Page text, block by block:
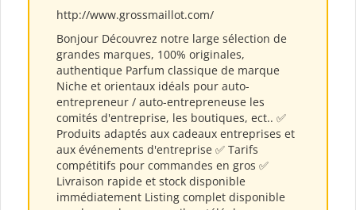
http://www.grossmaillot.com/
Bonjour Découvrez notre large sélection de
grandes marques, 100% originales,
authentique Parfum classique de marque
Niche et orientaux idéals pour auto-
entrepreneur / auto-entrepreneuse les
comités d'entreprise, les boutiques, ect.. ✅
Produits adaptés aux cadeaux entreprises et
aux événements d'entreprise ✅ Tarifs
compétitifs pour commandes en gros ✅
Livraison rapide et stock disponible
immédiatement Listing complet disponible